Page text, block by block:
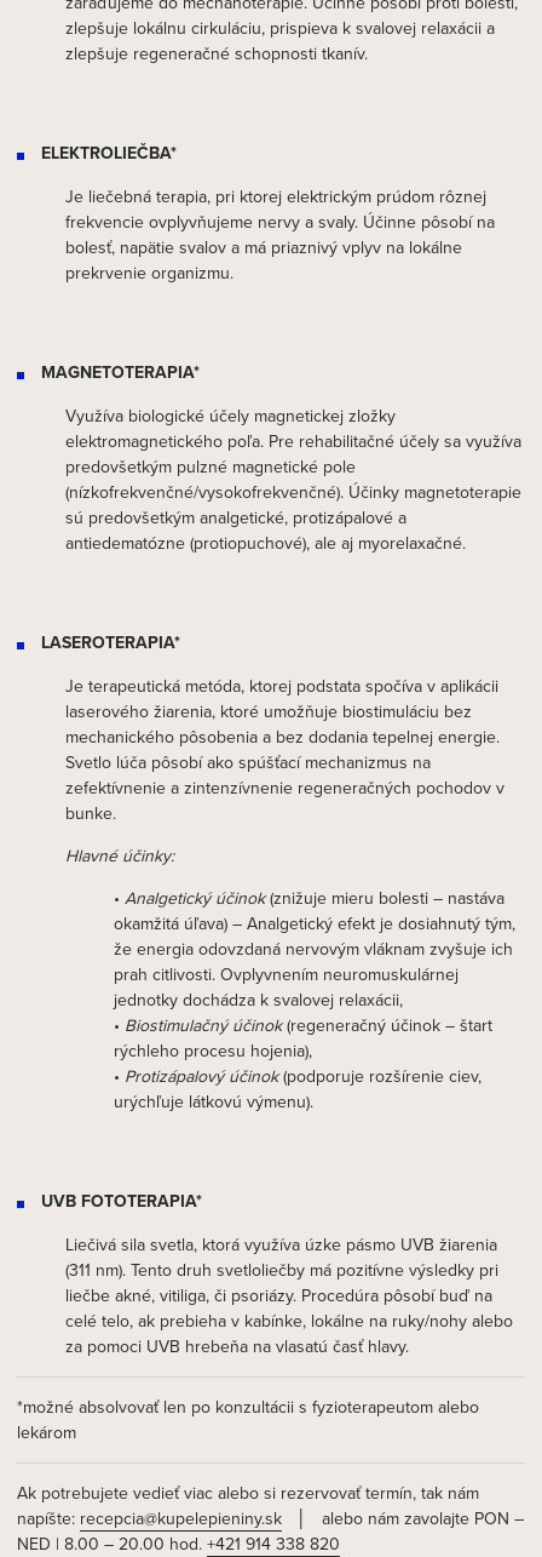
zlepšuje lokálnu cirkuláciu, prispieva k svalovej relaxácii a
zlepšuje regeneračné schopnosti tkanív.
ELEKTROLIEČBA*
Je liečebná terapia, pri ktorej elektrickým prúdom rôznej
frekvencie ovplyvňujeme nervy a svaly. Účinne pôsobí na
bolesť, napätie svalov a má priaznivý vplyv na lokálne
prekrvenie organizmu.
MAGNETOTERAPIA*
Využíva biologické účely magnetickej zložky
elektromagnetického poľa. Pre rehabilitačné účely sa využíva
predovšetkým pulzné magnetické pole
(nízkofrekvenčné/vysokofrekvenčné). Účinky magnetoterapie
sú predovšetkým analgetické, protizápalové a
antiedematózne (protiopuchové), ale aj myorelaxačné.
LASEROTERAPIA*
Je terapeutická metóda, ktorej podstata spočíva v aplikácii
laserového žiarenia, ktoré umožňuje biostimuláciu bez
mechanického pôsobenia a bez dodania tepelnej energie.
Svetlo lúča pôsobí ako spúšťací mechanizmus na
zefektívnenie a zintenzívnenie regeneračných pochodov v
bunke.
Hlavné účinky:
• Analgetický účinok(znižuje mieru bolesti – nastáva
okamžitá úľava) – Analgetický efekt je dosiahnutý tým,
že energia odovzdaná nervovým vláknam zvyšuje ich
prah citlivosti. Ovplyvnením neuromuskulárnej
jednotky dochádza k svalovej relaxácii,
• Biostimulačný účinok(regeneračný účinok – štart
rýchleho procesu hojenia),
• Protizápalový účinok(podporuje rozšírenie ciev,
urýchľuje látkovú výmenu).
UVB FOTOTERAPIA*
Liečivá sila svetla, ktorá využíva úzke pásmo UVB žiarenia
(311 nm). Tento druh svetloliečby má pozitívne výsledky pri
liečbe akné, vitiliga, či psoriázy. Procedúra pôsobí buď na
celé telo, ak prebieha v kabínke, lokálne na ruky/nohy alebo
za pomoci UVB hrebeňa na vlasatú časť hlavy.
*možné absolvovať len po konzultácii s fyzioterapeutom alebo
lekárom
Ak potrebujete vedieť viac alebo si rezervovať termín, tak nám
napíšte: recepcia@kupelepieniny.sk │ alebo nám zavolajte PON –
NED | 8.00 – 20.00 hod. +421 914 338 820